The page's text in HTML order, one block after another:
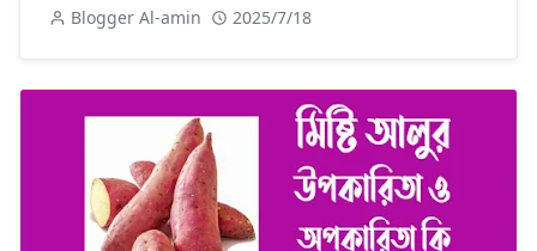
Blogger Al-amin 2025/7/18